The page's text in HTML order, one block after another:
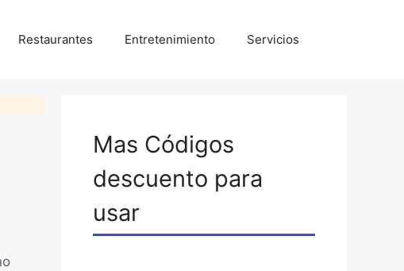
Restaurantes Entretenimiento Servicios
Mas Códigos
descuento para
usar